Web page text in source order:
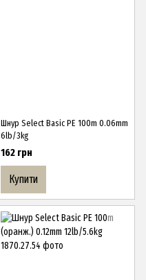
Шнур Select Basic PE 100m 0.06mm
6lb/3kg
162 грн
Купити